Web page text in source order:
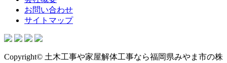
お問い合わせ
サイトマップ
Copyright© 土木工事や家屋解体工事なら福岡県みやま市の株